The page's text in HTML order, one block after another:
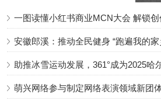
安徽郎溪：推动全民健身 “跑遍我的家
助推冰雪运动发展，361°成为2025哈